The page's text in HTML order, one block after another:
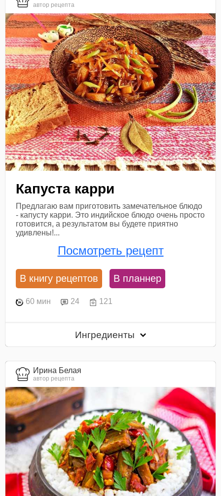
автор рецепта
Капуста карри
Предлагаю вам приготовить замечательное блюдо
- капусту карри. Это индийское блюдо очень просто
готовится, а результатом вы будете приятно
удивлены!...
Посмотреть рецепт
В книгу рецептов В планнер
60 мин 24 121
Ингредиенты
Ирина Белая
автор рецепта